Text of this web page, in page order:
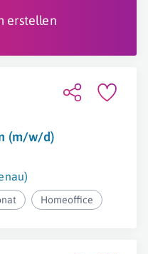
erstellen
(m/w/d)
Homeoffice